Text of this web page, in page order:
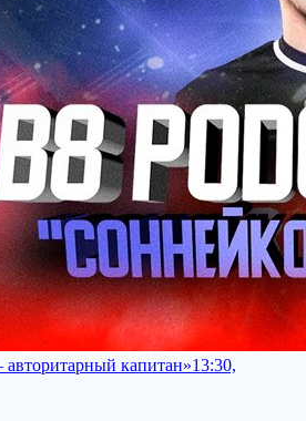
авторитарный капитан»13:30,